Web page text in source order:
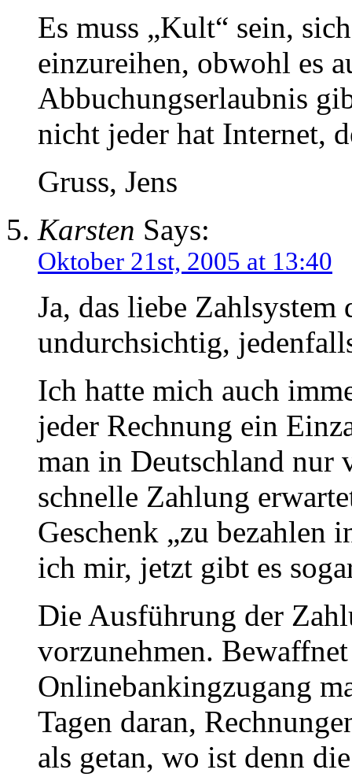
Es muss „Kult“ sein,
einzureihen, obwohl es
Abbuchungserlaubnis
nicht jeder hat Internet,
Gruss, Jens
Karsten Says:
Oktober 21st, 2005 at 13:40
Ja, das liebe
undurchsichtig,
Ich hatte mich auch
jeder Rechnung ein
man in Deutschland nur
schnelle Zahlung
Geschenk „zu bezahlen
ich mir, jetzt gibt es
Die Ausführung der
vorzunehmen.
Onlinebankingzugang
Tagen daran,
als getan, wo ist denn